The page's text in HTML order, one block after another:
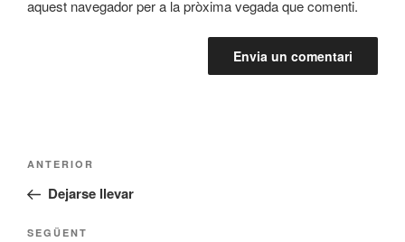
aquest navegador per a la pròxima vegada que comenti.
Navegació
Entrada
prèvia
ANTERIOR
Dejarse llevar
Entrada
SEGÜENT